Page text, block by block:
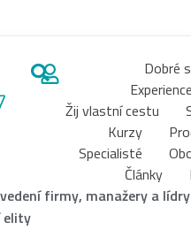
Dobré
Žij vlastní cestu
Kurzy
Specialisté
Články
firmy, manažery a lídry
elity